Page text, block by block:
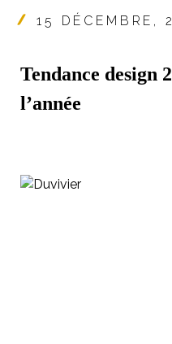
15 DÉCEMBRE,
Tendance design
l’année